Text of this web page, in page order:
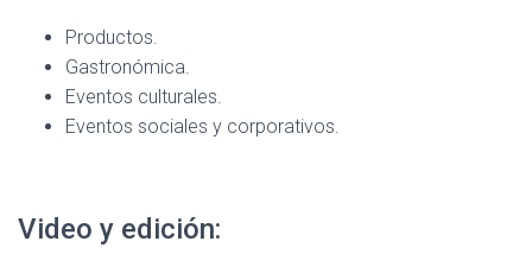
Productos.
Gastronómica.
Eventos culturales.
Eventos sociales y corporativos.
Video y edición: